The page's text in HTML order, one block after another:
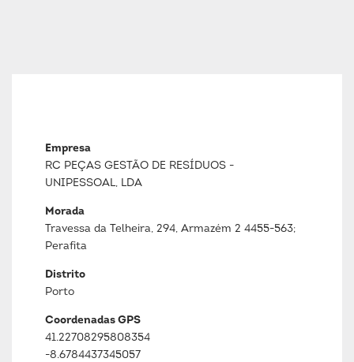
Empresa
RC PEÇAS GESTÃO DE RESÍDUOS -
UNIPESSOAL, LDA
Morada
Travessa da Telheira, 294, Armazém 2 4455-563;
Perafita
Distrito
Porto
Coordenadas GPS
41.22708295808354
-8.6784437345057